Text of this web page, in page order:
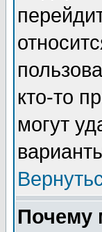
кто-то
могут
Почему